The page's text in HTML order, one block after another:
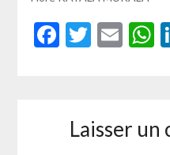
Facebook
Laisser un